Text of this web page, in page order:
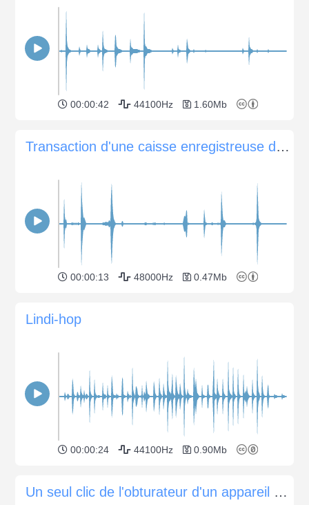
00:00:42 44100Hz 1.60Mb
Transaction d'une caisse enregistreuse d'époque
00:00:13 48000Hz 0.47Mb
Lindi-hop
00:00:24 44100Hz 0.90Mb
Un seul clic de l'obturateur d'un appareil photo Canon EOS 60D